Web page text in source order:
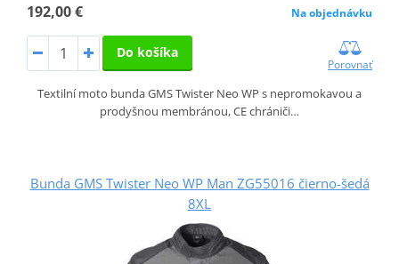
192,00 € Na objednávku
Do košíka
Porovnať
Textilní moto bunda GMS Twister Neo WP s nepromokavou a
prodyšnou membránou, CE chrániči…
Bunda GMS Twister Neo WP Man ZG55016 čierno-šedá
8XL